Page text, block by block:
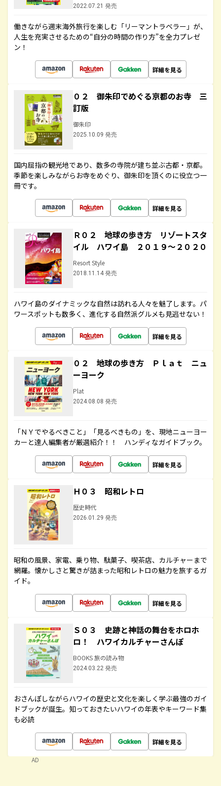
2022.07.21 発売
働きながら週末海外旅行を楽しむ「リーマントラベラー」が、
人生を充実させるための“自分の時間の作り方”を全力プレゼ
ン！
詳細を見る
０２ 御朱印でめぐる京都のお寺 三
訂版
御朱印
2025.10.09 発売
国内屈指の観光地であり、数多の寺院が建ち並ぶ古都・京都。
季節を楽しみながらお寺をめぐり、御朱印を頂くのに役立つ一
冊です。
詳細を見る
Ｒ０２ 地球の歩き方 リゾートスタ
イル ハワイ島 ２０１９～２０２０
Resort Style
2018.11.14 発売
ハワイ島のダイナミックな自然は訪れる人々を魅了します。パ
ワースポットも数多く、進化する自然派グルメも見逃せない！
詳細を見る
０２ 地球の歩き方 Ｐｌａｔ ニュ
ーヨーク
Plat
2024.08.08 発売
「ＮＹでやるべきこと」「見るべきもの」を、現地ニューヨー
カーと達人編集者が厳選紹介！！ ハンディなガイドブック。
詳細を見る
Ｈ０３ 昭和レトロ
歴史時代
2026.01.29 発売
昭和の風景、家電、乗り物、駄菓子、喫茶店、カルチャーまで
網羅。懐かしさと驚きが詰まった昭和レトロの魅力を旅するガ
イド。
詳細を見る
Ｓ０３ 史跡と神話の舞台をホロホ
ロ！ ハワイカルチャーさんぽ
BOOKS 旅の読み物
2024.03.22 発売
おさんぽしながらハワイの歴史と文化を楽しく学ぶ最強のガイ
ドブックが誕生。知っておきたいハワイの年表やキーワード集
も必読
詳細を見る
AD